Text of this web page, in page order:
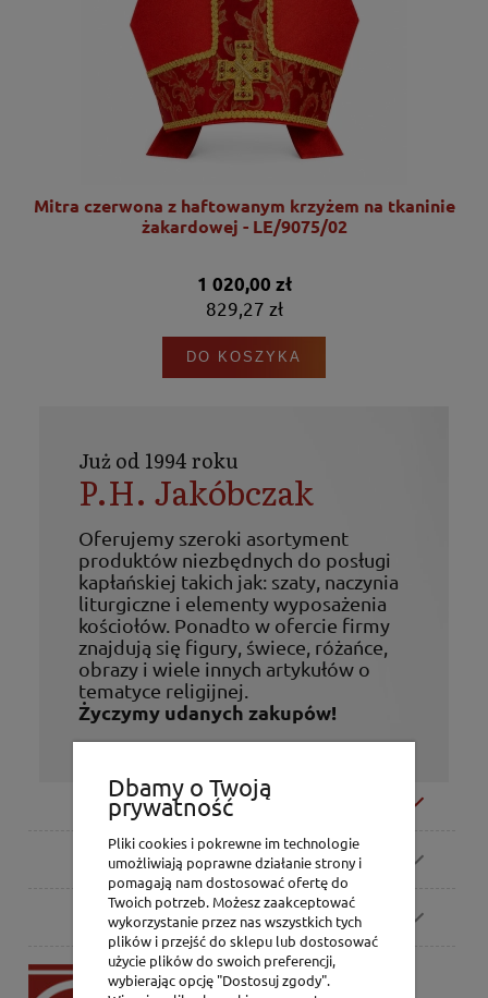
Mitra czerwona z haftowanym krzyżem na tkaninie
żakardowej - LE/9075/02
1 020,00 zł
829,27 zł
DO KOSZYKA
Już od 1994 roku
P.H. Jakóbczak
Oferujemy szeroki asortyment
produktów niezbędnych do posługi
kapłańskiej takich jak: szaty, naczynia
liturgiczne i elementy wyposażenia
kościołów. Ponadto w ofercie firmy
znajdują się figury, świece, różańce,
obrazy i wiele innych artykułów o
tematyce religijnej.
Życzymy udanych zakupów!
Moje konto
Zamówienia
Pomoc
P.H. Jakóbczak
Dbamy o Twoją
prywatność
Pliki cookies i pokrewne im technologie
umożliwiają poprawne działanie strony i
pomagają nam dostosować ofertę do
Twoich potrzeb. Możesz zaakceptować
wykorzystanie przez nas wszystkich tych
plików i przejść do sklepu lub dostosować
użycie plików do swoich preferencji,
wybierając opcję "Dostosuj zgody".